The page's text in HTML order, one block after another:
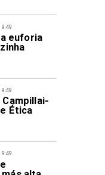
9:49
euforia
9:49
Ética
9:49